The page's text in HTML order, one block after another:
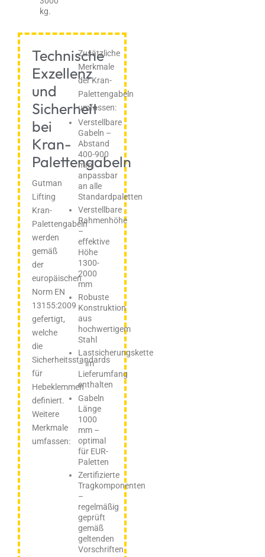
kg.
Technische
Exzellenz
und
Sicherheit
bei
Kran-
Palettengabeln
Gutman
Lifting
Kran-
Palettengabeln
werden
gemäß
der
europäischen
Norm EN
13155:2009
gefertigt,
welche
die
Sicherheitsstandards
für
Hebeklemmen
definiert.
Weitere
Merkmale
umfassen:
Zusätzliche
Merkmale
der Kran-
Palettengabeln
umfassen:
Verstellbare
Gabeln –
Abstand
400-900
mm,
anpassbar
an alle
Standardpaletten
Verstellbare
Rahmenhöhe
–
effektive
Höhe
1300-
2000
mm
Robuste
Konstruktion
aus
hochwertigem
Stahl
Lastsicherungskette
– im
Lieferumfang
enthalten
Gabeln
Länge
1000
mm –
optimal
für EUR-
Paletten
Zertifizierte
Tragkomponenten
–
regelmäßig
geprüft
gemäß
geltenden
Vorschriften